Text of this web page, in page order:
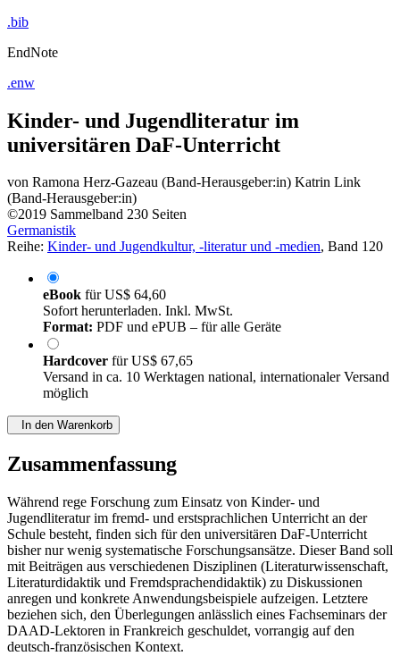
.bib
EndNote
.enw
Kinder- und Jugendliteratur im
universitären DaF-Unterricht
von Ramona Herz-Gazeau (Band-Herausgeber:in) Katrin Link
(Band-Herausgeber:in)
©2019 Sammelband 230 Seiten
Germanistik
Reihe: Kinder- und Jugendkultur, -literatur und -medien, Band 120
eBook fürUS$ 64,60
Sofort herunterladen. Inkl. MwSt.
Format: PDF und ePUB – für alle Geräte
Hardcover fürUS$ 67,65
Versand in ca. 10 Werktagen national, internationaler Versand
möglich
In den Warenkorb
Zusammenfassung
Während rege Forschung zum Einsatz von Kinder- und
Jugendliteratur im fremd- und erstsprachlichen Unterricht an der
Schule besteht, finden sich für den universitären DaF-Unterricht
bisher nur wenig systematische Forschungsansätze. Dieser Band soll
mit Beiträgen aus verschiedenen Disziplinen (Literaturwissenschaft,
Literaturdidaktik und Fremdsprachendidaktik) zu Diskussionen
anregen und konkrete Anwendungsbeispiele aufzeigen. Letztere
beziehen sich, den Überlegungen anlässlich eines Fachseminars der
DAAD-Lektoren in Frankreich geschuldet, vorrangig auf den
deutsch-französischen Kontext.